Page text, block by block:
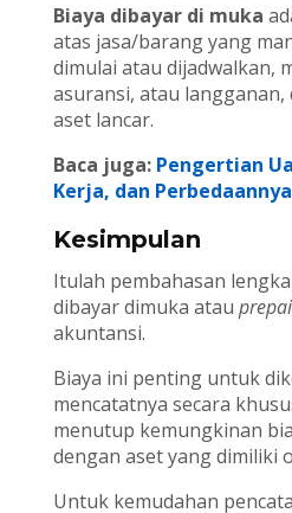
Biaya dibayar di muka
atas jasa/barang yang
dimulai atau dijadwalkan,
asuransi, atau langganan,
aset lancar.
Baca juga: Pengertian
Kerja, dan
Kesimpulan
Itulah pembahasan
dibayar dimuka atau
akuntansi.
Biaya ini penting untuk
mencatatnya secara
menutup kemungkinan
dengan aset yang dimiliki
Untuk kemudahan